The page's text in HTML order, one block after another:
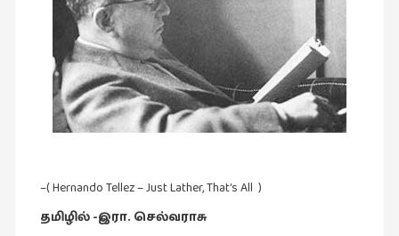
ஆளுமை
இணையதளம்
இலக்கியம்
–( Hernando Tellez – Just Lather, That’s All )
தமிழில் -இரா. செல்வராசு